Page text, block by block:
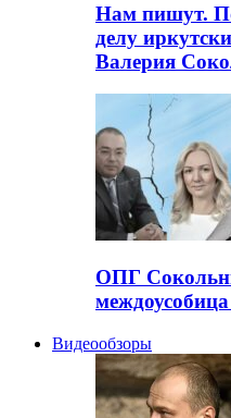
Нам пишут.
делу
Валерия
ОПГ
Видеообзоры